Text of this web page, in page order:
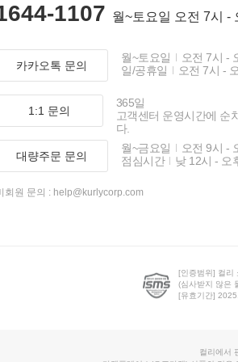
1107 월~토요일 오전 7시 -
카카오톡 문의
월~토요일
오전 7시 -
일/공휴일
오전 7시 -
1:1 문의
365일
고객센터 운영시간에 순
다.
대량주문 문의
월~금요일
오전 9시 -
점심시간
낮 12시 - 오
회원 문의 : help@kurlycorp.com
[인증범위] 컬리
(심사받지 않은
[유효기간]
컬리에서